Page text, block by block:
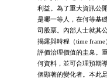
利益。為了重大資訊公
是哪一等人，在何等基
司股票。內部人士就其
揭露與時程（time
評價治理價值的圭臬。
何資料，並可合理預期
個顯著的變化者。本此